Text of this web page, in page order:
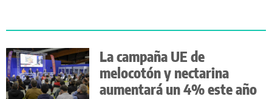
La campaña UE de
melocotón y nectarina
aumentará un 4% este año